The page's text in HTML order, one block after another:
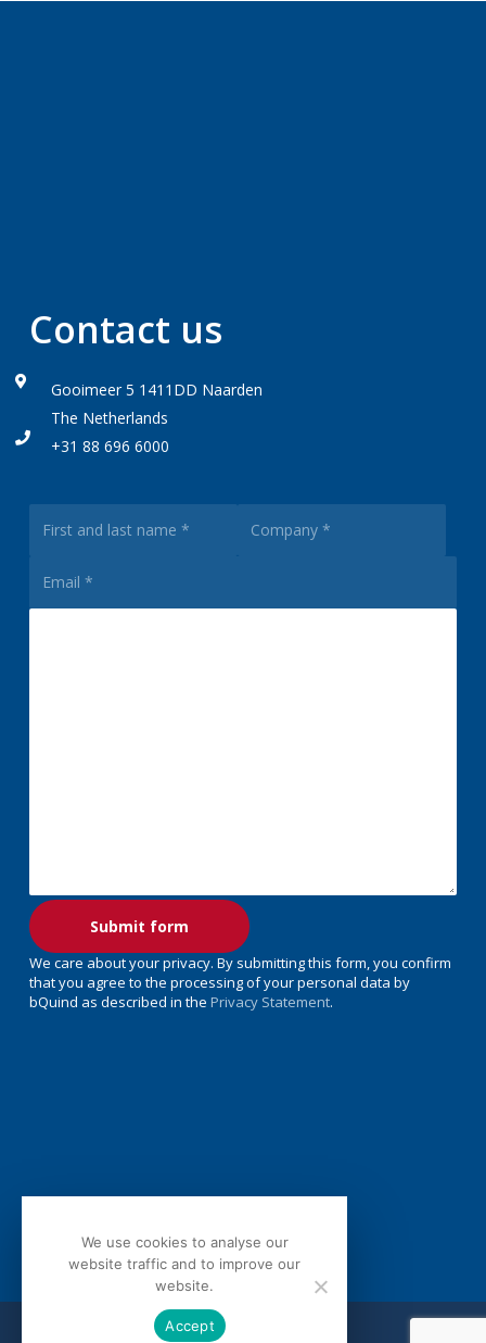
Contact us
Gooimeer 5 1411DD Naarden
The Netherlands
+31 88 696 6000
We care about your privacy. By submitting this form, you confirm
that you agree to the processing of your personal data by
bQuind as described in thePrivacy Statement.
We use cookies to analyse our
website traffic and to improve our
website.
Accept